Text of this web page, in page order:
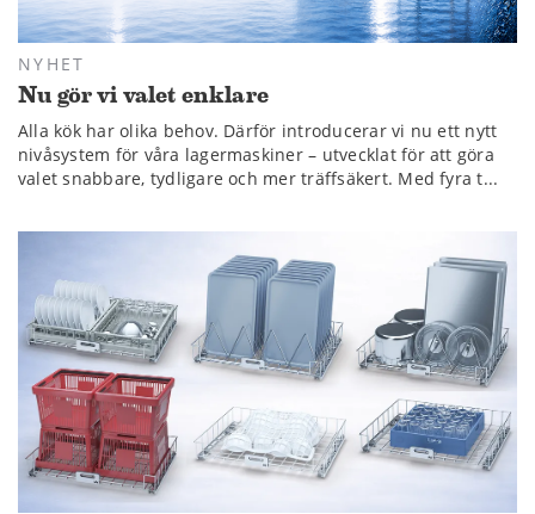
NYHET
Nu gör vi valet enklare
Alla kök har olika behov. Därför introducerar vi nu ett nytt
nivåsystem för våra lagermaskiner – utvecklat för att göra
valet snabbare, tydligare och mer träffsäkert. Med fyra t...